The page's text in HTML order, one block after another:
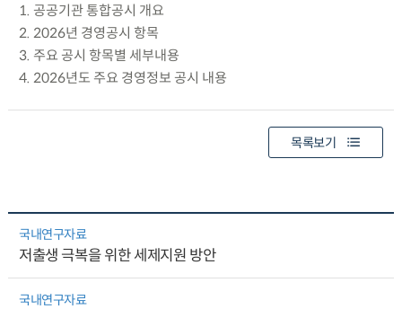
1. 공공기관 통합공시 개요
2. 2026년 경영공시 항목
3. 주요 공시 항목별 세부내용
4. 2026년도 주요 경영정보 공시 내용
목록보기
국내연구자료
저출생 극복을 위한 세제지원 방안
국내연구자료